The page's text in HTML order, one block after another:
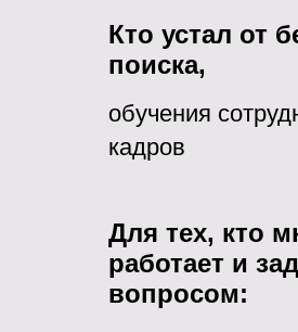
Кто устал от
поиска,
обучения
кадров
Для тех, кто
работает и
вопросом: